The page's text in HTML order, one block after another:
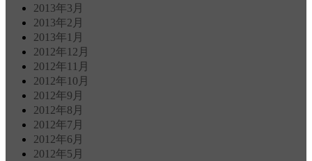
2013年3月
2013年2月
2013年1月
2012年12月
2012年11月
2012年10月
2012年9月
2012年8月
2012年7月
2012年6月
2012年5月